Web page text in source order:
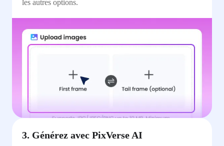
les autres options.
3. Générez avec PixVerse AI